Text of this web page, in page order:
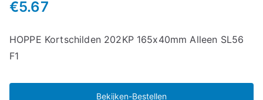
€5.67
HOPPE Kortschilden 202KP 165x40mm Alleen SL56
F1
Bekijken-Bestellen